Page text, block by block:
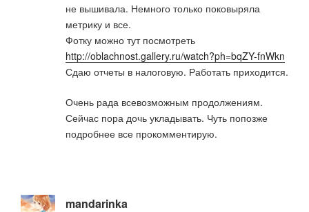
не вышивала. Немного только поковыряла
метрику и все.
Фотку можно тут посмотреть
http://oblachnost.gallery.ru/watch?ph=bqZY-fnWkn
Сдаю отчеты в налоговую. Работать приходится.
Очень рада всевозможным продолжениям.
Сейчас пора дочь укладывать. Чуть попозже
подробнее все прокомментирую.
mandarinka